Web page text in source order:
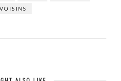
VOISINS